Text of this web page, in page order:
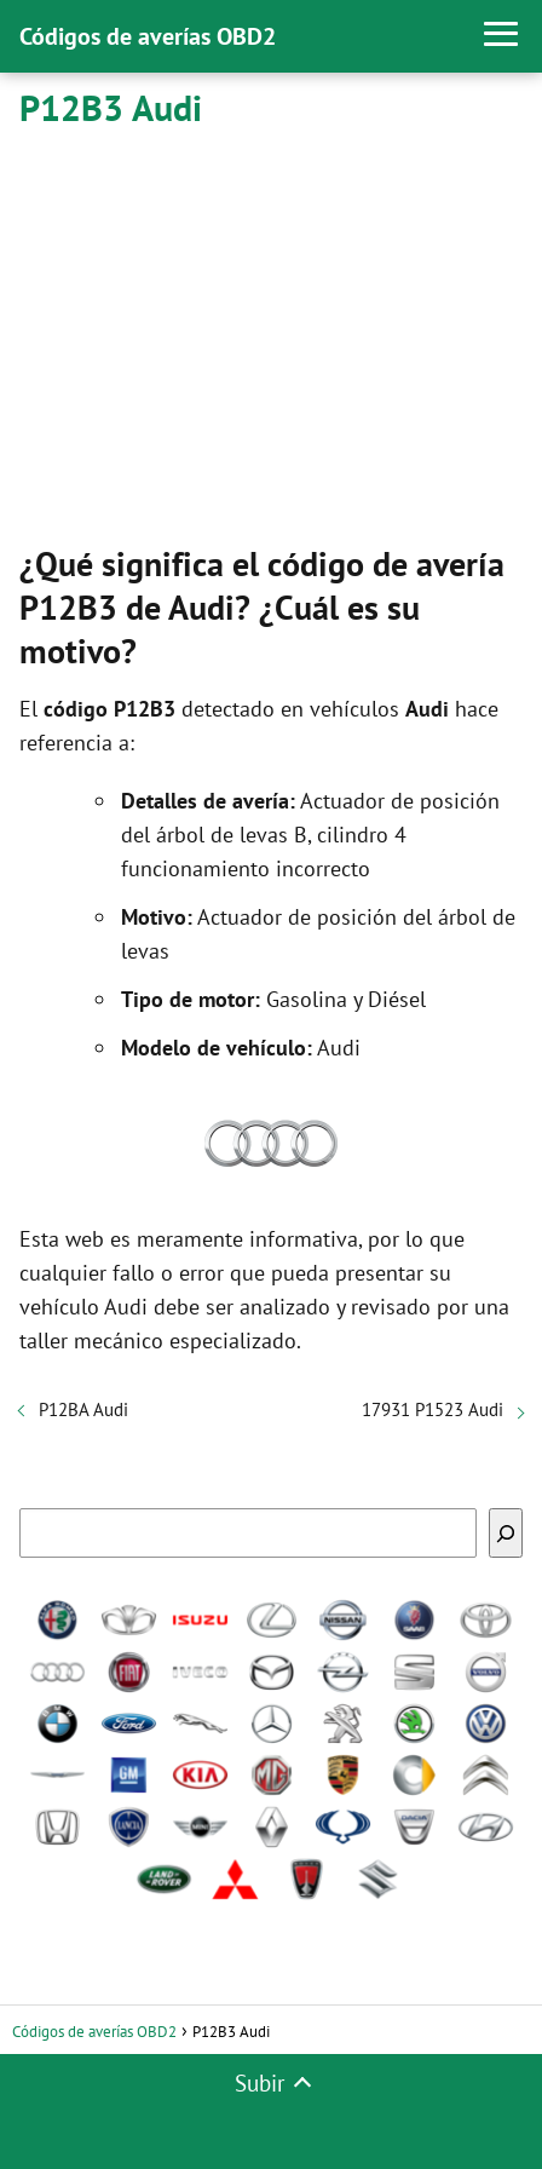
Códigos de averías OBD2
P12B3 Audi
¿Qué significa el código de avería
P12B3 de Audi? ¿Cuál es su
motivo?
El código P12B3 detectado en vehículos Audi hace
referencia a:
Detalles de avería:Actuador de posición
del árbol de levas B, cilindro 4
funcionamiento incorrecto
Motivo:Actuador de posición del árbol de
levas
Tipo de motor: Gasolina y Diésel
Modelo de vehículo:Audi
Esta web es meramente informativa, por lo que
cualquier fallo o error que pueda presentar su
vehículo Audi debe ser analizado y revisado por una
taller mecánico especializado.
P12BA Audi 17931 P1523 Audi
Códigos de averías OBD2 P12B3 Audi
Subir